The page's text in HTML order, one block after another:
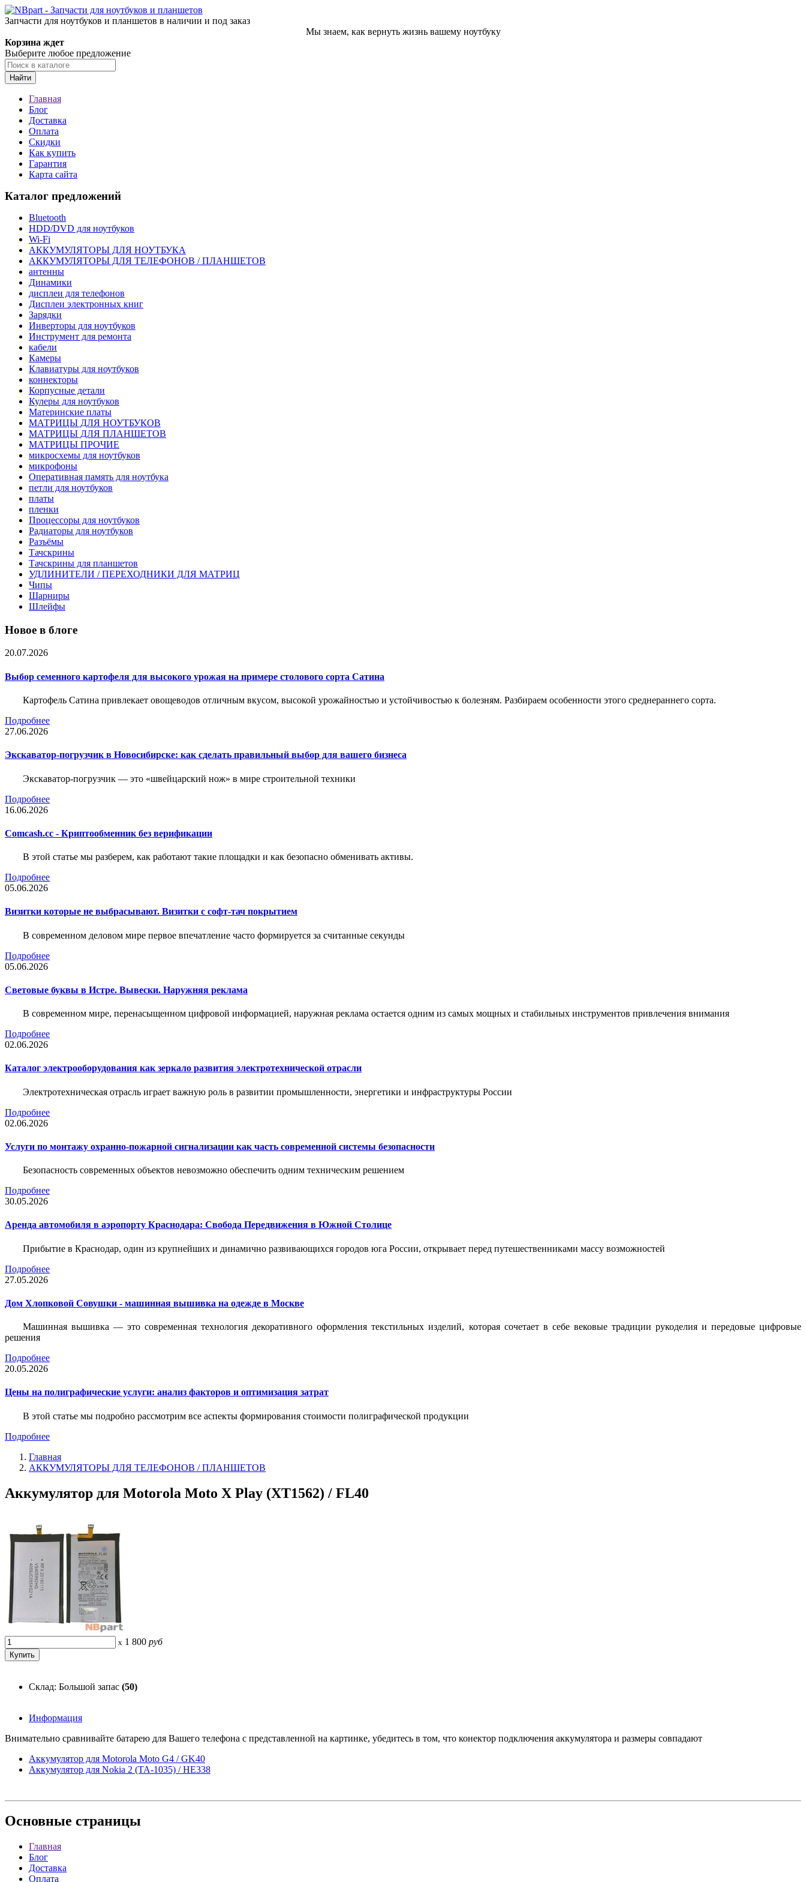
Запчасти для ноутбуков и планшетов в наличии и под заказ
Мы знаем, как вернуть жизнь вашему ноутбуку
Корзина ждет
Выберите любое предложение
Найти
Главная
Блог
Доставка
Оплата
Скидки
Как купить
Гарантия
Карта сайта
Каталог предложений
Bluetooth
HDD/DVD для ноутбуков
Wi-Fi
АККУМУЛЯТОРЫ ДЛЯ НОУТБУКА
АККУМУЛЯТОРЫ ДЛЯ ТЕЛЕФОНОВ / ПЛАНШЕТОВ
антенны
Динамики
дисплеи для телефонов
Дисплеи электронных книг
Зарядки
Инверторы для ноутбуков
Инструмент для ремонта
кабели
Камеры
Клавиатуры для ноутбуков
коннекторы
Корпусные детали
Кулеры для ноутбуков
Материнские платы
МАТРИЦЫ ДЛЯ НОУТБУКОВ
МАТРИЦЫ ДЛЯ ПЛАНШЕТОВ
МАТРИЦЫ ПРОЧИЕ
микросхемы для ноутбуков
микрофоны
Оперативная память для ноутбука
петли для ноутбуков
платы
пленки
Процессоры для ноутбуков
Радиаторы для ноутбуков
Разъёмы
Тачскрины
Тачскрины для планшетов
УДЛИНИТЕЛИ / ПЕРЕХОДНИКИ ДЛЯ МАТРИЦ
Чипы
Шарниры
Шлейфы
Новое в блоге
20.07.2026
Выбор семенного картофеля для высокого урожая на примере столового сорта Сатина
Картофель Сатина привлекает овощеводов отличным вкусом, высокой урожайностью и устойчивостью к болезням. Разбираем особенности этого среднераннего сорта.
Подробнее
27.06.2026
Экскаватор-погрузчик в Новосибирске: как сделать правильный выбор для вашего бизнеса
Экскаватор-погрузчик — это «швейцарский нож» в мире строительной техники
Подробнее
16.06.2026
Comcash.cc - Криптообменник без верификации
В этой статье мы разберем, как работают такие площадки и как безопасно обменивать активы.
Подробнее
05.06.2026
Визитки которые не выбрасывают. Визитки с софт-тач покрытием
В современном деловом мире первое впечатление часто формируется за считанные секунды
Подробнее
05.06.2026
Световые буквы в Истре. Вывески. Наружняя реклама
В современном мире, перенасыщенном цифровой информацией, наружная реклама остается одним из самых мощных и стабильных инструментов привлечения внимания
Подробнее
02.06.2026
Каталог электрооборудования как зеркало развития электротехнической отрасли
Электротехническая отрасль играет важную роль в развитии промышленности, энергетики и инфраструктуры России
Подробнее
02.06.2026
Услуги по монтажу охранно-пожарной сигнализации как часть современной системы безопасности
Безопасность современных объектов невозможно обеспечить одним техническим решением
Подробнее
30.05.2026
Аренда автомобиля в аэропорту Краснодара: Свобода Передвижения в Южной Столице
Прибытие в Краснодар, один из крупнейших и динамично развивающихся городов юга России, открывает перед путешественниками массу возможностей
Подробнее
27.05.2026
Дом Хлопковой Совушки - машинная вышивка на одежде в Москве
Машинная вышивка — это современная технология декоративного оформления текстильных изделий, которая сочетает в себе вековые традиции рукоделия и передовые цифровые
решения
Подробнее
20.05.2026
Цены на полиграфические услуги: анализ факторов и оптимизация затрат
В этой статье мы подробно рассмотрим все аспекты формирования стоимости полиграфической продукции
Подробнее
Главная
АККУМУЛЯТОРЫ ДЛЯ ТЕЛЕФОНОВ / ПЛАНШЕТОВ
Аккумулятор для Motorola Moto X Play (XT1562) / FL40
x 1 800 руб
Склад: Большой запас (50)
Информация
Внимательно сравнивайте батарею для Вашего телефона с представленной на картинке, убедитесь в том, что конектор подключения аккумулятора и размеры совпадают
Аккумулятор для Motorola Moto G4 / GK40
Аккумулятор для Nokia 2 (TA-1035) / HE338
Основные страницы
Главная
Блог
Доставка
Оплата